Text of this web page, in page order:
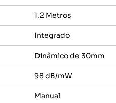
1.2 Metros
Integrado
Dinâmico de 30mm
98 dB/mW
Manual